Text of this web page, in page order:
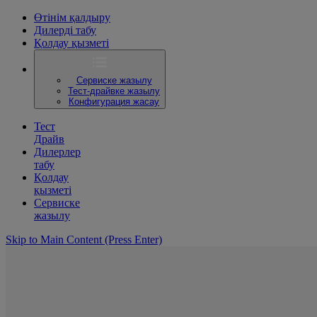
Өтінім қалдыру
Дилерді табу
Қолдау қызметі
Сервиске жазылу
Тест-драйвке жазылу
Конфигурация жасау
Тест
Драйв
Дилерлер
табу
Қолдау
қызметі
Сервиске
жазылу
Skip to Main Content (Press Enter)